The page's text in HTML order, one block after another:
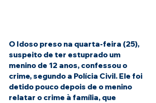
O Idoso preso na quarta-feira (25),
suspeito de ter estuprado um
menino de 12 anos, confessou o
crime, segundo a Polícia Civil. Ele foi
detido pouco depois de o menino
relatar o crime à família, que